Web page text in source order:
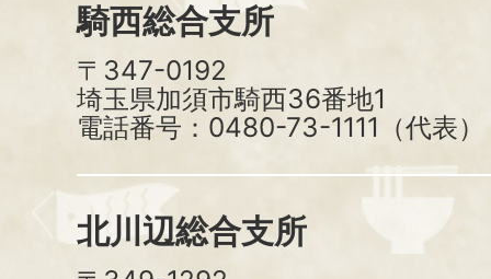
騎西総合支所
〒347-0192
埼玉県加須市騎西36番地1
電話番号：0480-73-1111（代表）
北川辺総合支所